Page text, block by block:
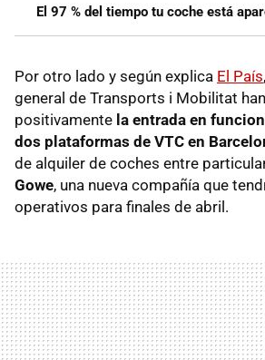
El 97 % del tiempo tu coche está
Por otro lado y según explica El País
general de Transports i Mobilitat
positivamente la entrada en
dos plataformas de VTC en
de alquiler de coches entre
Gowe, una nueva compañía que
operativos para finales de abril.